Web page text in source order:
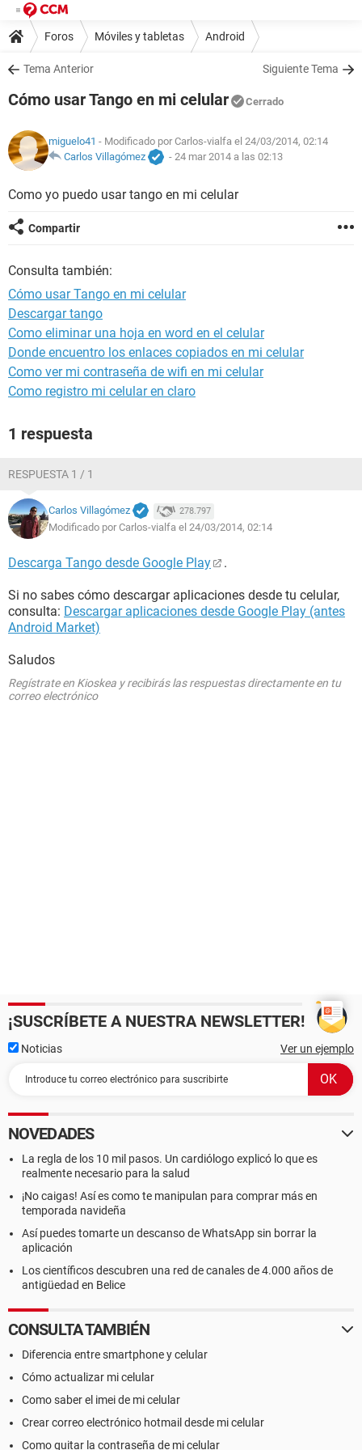
Foros Móviles y tabletas Android
Tema Anterior Siguiente Tema
Cómo usar Tango en mi celular Cerrado
miguelo41 - Modificado por Carlos-vialfa el 24/03/2014, 02:14
Carlos Villagómez
- 24 mar 2014 a las 02:13
Como yo puedo usar tango en mi celular
Compartir
Consulta también:
Cómo usar Tango en mi celular
Descargar tango
Como eliminar una hoja en word en el celular
Donde encuentro los enlaces copiados en mi celular
Como ver mi contraseña de wifi en mi celular
Como registro mi celular en claro
1 respuesta
RESPUESTA 1 / 1
Carlos Villagómez 278.797
Modificado por Carlos-vialfa el 24/03/2014, 02:14
Descarga Tango desde Google Play .
Si no sabes cómo descargar aplicaciones desde tu celular,
consulta: Descargar aplicaciones desde Google Play (antes
Android Market)
Saludos
Regístrate en Kioskea y recibirás las respuestas directamente en tu
correo electrónico
¡SUSCRÍBETE A NUESTRA NEWSLETTER!
Noticias Ver un ejemplo
NOVEDADES
La regla de los 10 mil pasos. Un cardiólogo explicó lo que es
realmente necesario para la salud
¡No caigas! Así es como te manipulan para comprar más en
temporada navideña
Así puedes tomarte un descanso de WhatsApp sin borrar la
aplicación
Los científicos descubren una red de canales de 4.000 años de
antigüedad en Belice
CONSULTA TAMBIÉN
Diferencia entre smartphone y celular
Cómo actualizar mi celular
Como saber el imei de mi celular
Crear correo electrónico hotmail desde mi celular
Como quitar la contraseña de mi celular